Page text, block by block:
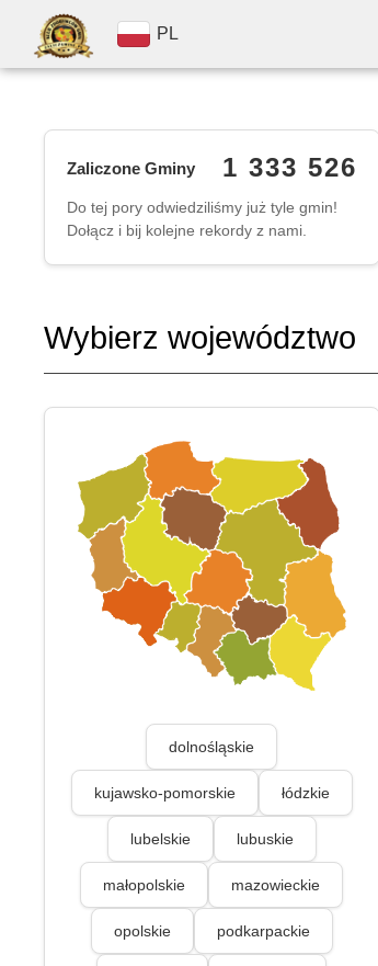
PL
Zaliczone Gminy 1 333 526
Do tej pory odwiedziliśmy już tyle gmin!
Dołącz i bij kolejne rekordy z nami.
Wybierz województwo
dolnośląskie
kujawsko-pomorskie łódzkie
lubelskie lubuskie
małopolskie mazowieckie
opolskie podkarpackie